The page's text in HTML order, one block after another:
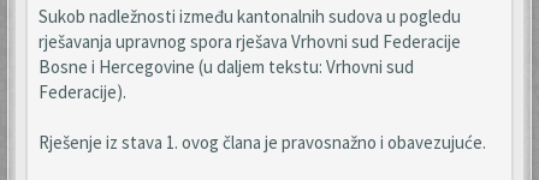
Sukob nadležnosti između kantonalnih sudova u pogledu
rješavanja upravnog spora rješava Vrhovni sud Federacije
Bosne i Hercegovine (u daljem tekstu: Vrhovni sud
Federacije).
Rješenje iz stava 1. ovog člana je pravosnažno i obavezujuće.